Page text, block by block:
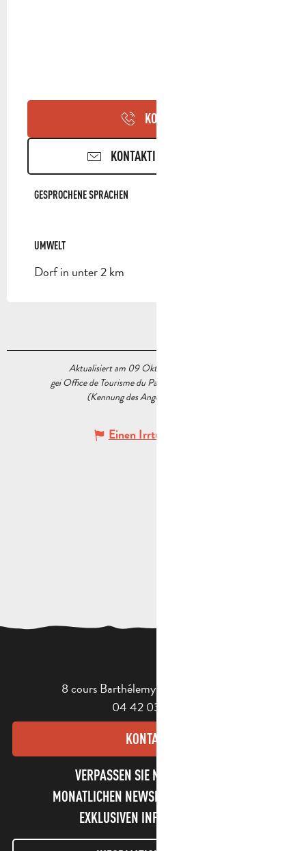
KONTAKT
KONTAKTIEREN SIE UNS
GESPROCHENE SPRACHEN
GESPROCHENE SPRACHEN
UMWELT
UMWELT
Dorf in unter 2 km
Aktualisiert am 09 Oktober 2025 Um 11:06
gei Office de Tourisme du Pays d’Aubagne et de l’Étoile
(Kennung des Angebots :
Einen Irrtum angeben
8 cours Barthélemy - 13400 Aubagne
04 42 03 49 98
KONTAKT
VERPASSEN SIE NICHT UNSEREN
MONATLICHEN NEWSLETTER UND UNSERE
EXKLUSIVEN INFORMATIONEN!